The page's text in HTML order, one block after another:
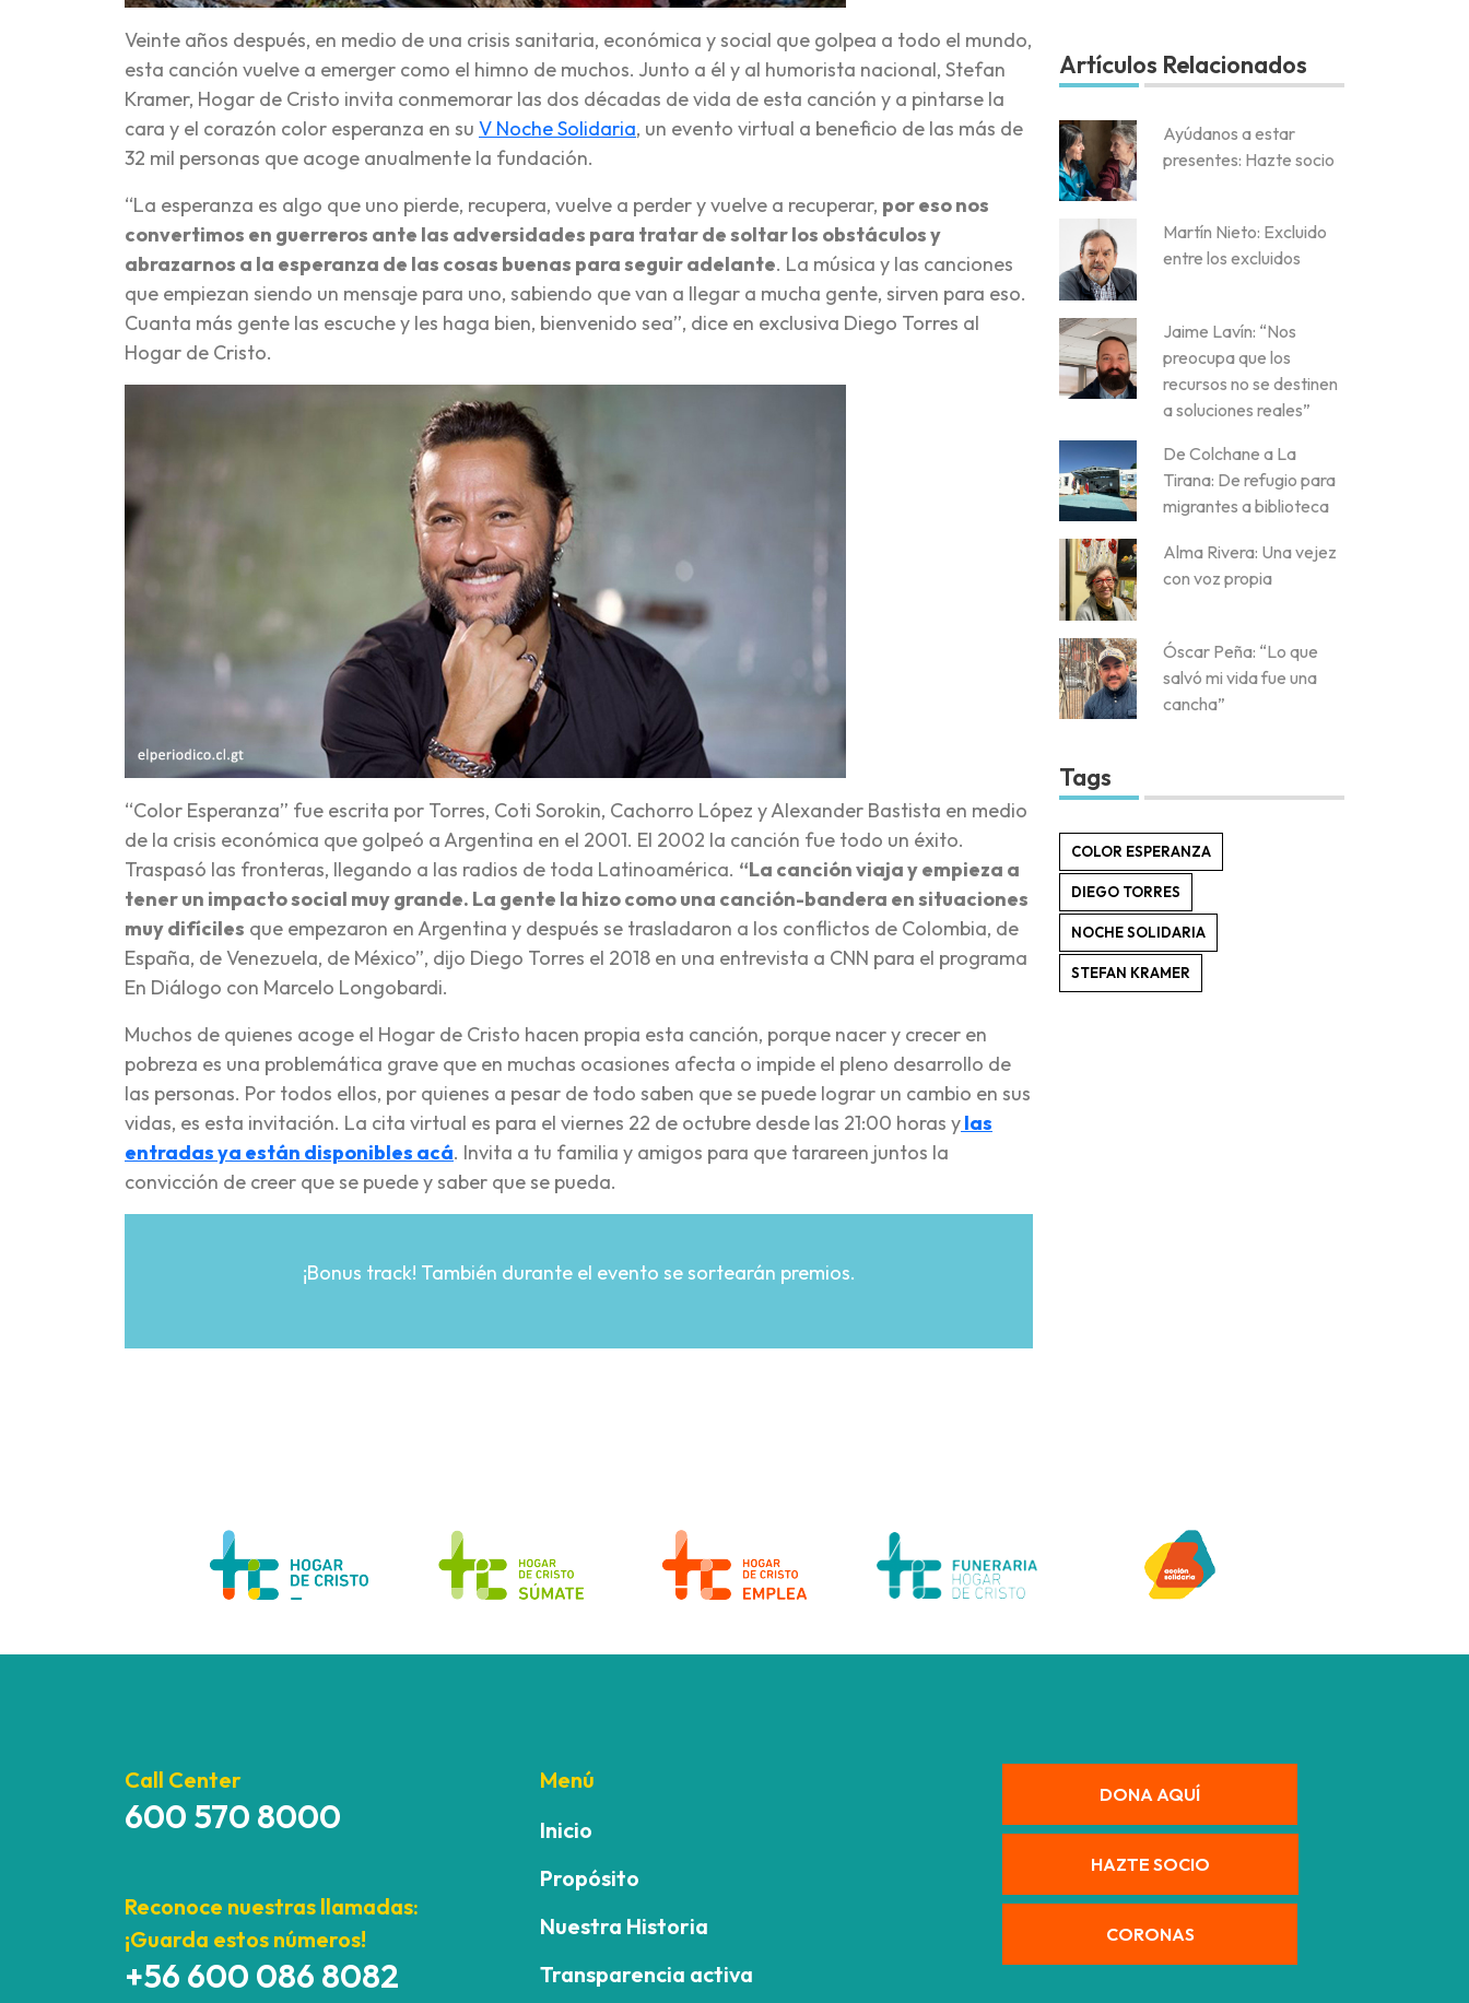
Veinte años después, en medio de una crisis sanitaria, económica y social que golpea a todo el mundo,
esta canción vuelve a emerger como el himno de muchos. Junto a él y al humorista nacional, Stefan
Kramer, Hogar de Cristo invita conmemorar las dos décadas de vida de esta canción y a pintarse la
cara y el corazón color esperanza en su V Noche Solidaria, un evento virtual a beneficio de las más de
32 mil personas que acoge anualmente la fundación.
“La esperanza es algo que uno pierde, recupera, vuelve a perder y vuelve a recuperar, por eso nos
convertimos en guerreros ante las adversidades para tratar de soltar los obstáculos y
abrazarnos a la esperanza de las cosas buenas para seguir adelante. La música y las canciones
que empiezan siendo un mensaje para uno, sabiendo que van a llegar a mucha gente, sirven para eso.
Cuanta más gente las escuche y les haga bien, bienvenido sea”, dice en exclusiva Diego Torres al
Hogar de Cristo.
“Color Esperanza” fue escrita por Torres, Coti Sorokin, Cachorro López y Alexander Bastista en medio
de la crisis económica que golpeó a Argentina en el 2001. El 2002 la canción fue todo un éxito.
Traspasó las fronteras, llegando a las radios de toda Latinoamérica. “La canción viaja y empieza a
tener un impacto social muy grande. La gente la hizo como una canción-bandera en situaciones
muy difíciles que empezaron en Argentina y después se trasladaron a los conflictos de Colombia, de
España, de Venezuela, de México”, dijo Diego Torres el 2018 en una entrevista a CNN para el programa
En Diálogo con Marcelo Longobardi.
Muchos de quienes acoge el Hogar de Cristo hacen propia esta canción, porque nacer y crecer en
pobreza es una problemática grave que en muchas ocasiones afecta o impide el pleno desarrollo de
las personas. Por todos ellos, por quienes a pesar de todo saben que se puede lograr un cambio en sus
vidas, es esta invitación. La cita virtual es para el viernes 22 de octubre desde las 21:00 horas ylas
entradas ya están disponibles acá. Invita a tu familia y amigos para que tarareen juntos la
convicción de creer que se puede y saber que se pueda.
¡Bonus track! También durante el evento se sortearán premios.
Artículos Relacionados
Ayúdanos a estar
presentes: Hazte socio
Martín Nieto: Excluido
entre los excluidos
Jaime Lavín: “Nos
preocupa que los
recursos no se destinen
a soluciones reales”
De Colchane a La
Tirana: De refugio para
migrantes a biblioteca
Alma Rivera: Una vejez
con voz propia
Óscar Peña: “Lo que
salvó mi vida fue una
cancha”
Tags
COLOR ESPERANZA
DIEGO TORRES
NOCHE SOLIDARIA
STEFAN KRAMER
Call Center
600 570 8000
Reconoce nuestras llamadas:
¡Guarda estos números!
+56 600 086 8082
Menú
Inicio
Propósito
Nuestra Historia
Transparencia activa
DONA AQUÍ
HAZTE SOCIO
CORONAS